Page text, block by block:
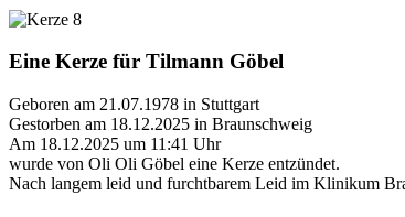
Eine Kerze für Tilmann Göbel
Geboren am 21.07.1978 in Stuttgart
Gestorben am 18.12.2025 in Braunschweig
Am 18.12.2025 um 11:41 Uhr
wurde von Oli Oli Göbel eine Kerze entzündet.
Nach langem leid und furchtbarem Leid im Klinikum